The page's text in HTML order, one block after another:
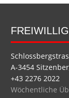
A-3454
+43 2276 2022
Wöchentliche